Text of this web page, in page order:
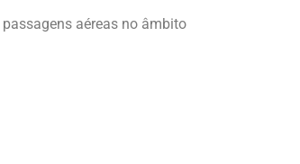
aéreas no âmbito